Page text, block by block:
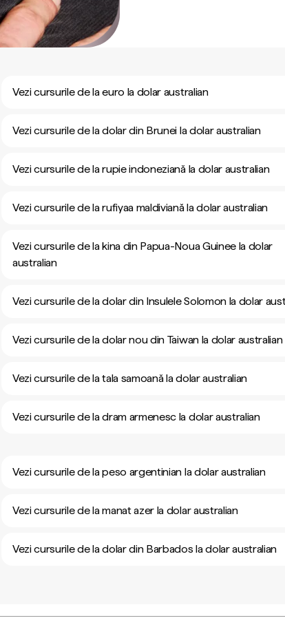
Vezi cursurile de la euro la dolar australian
Vezi cursurile de la dolar din Brunei la dolar australian
Vezi cursurile de la rupie indoneziană la dolar australian
Vezi cursurile de la rufiyaa maldiviană la dolar australian
Vezi cursurile de la kina din Papua-Noua Guinee la dolar
australian
Vezi cursurile de la dolar din Insulele Solomon la dolar
Vezi cursurile de la dolar nou din Taiwan la dolar australian
Vezi cursurile de la tala samoană la dolar australian
Vezi cursurile de la dram armenesc la dolar australian
Vezi cursurile de la peso argentinian la dolar australian
Vezi cursurile de la manat azer la dolar australian
Vezi cursurile de la dolar din Barbados la dolar australian